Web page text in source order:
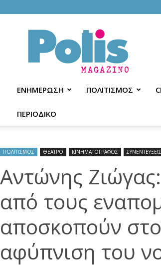
Polis
Magazino
ΕΝΗΜΕΡΩΣΗ ΠΟΛΙΤΙΣΜΟΣ
ΠΕΡΙΟΔΙΚΟ
ΠΟΛΙΤΙΣΜΟΣ ΘΕΑΤΡΟ ΚΙΝΗΜΑΤΟΓΡΑΦΟΣ ΣΥΝΕΝΤΕΥΞΕΙΣ
Αντώνης
από τους
αποσκοπούν
αφύπνιση του